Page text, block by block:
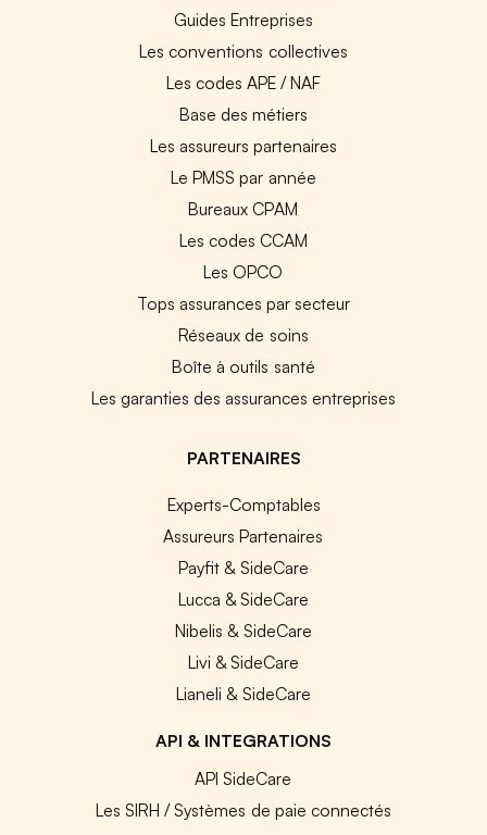
Guides Entreprises
Les conventions collectives
Les codes APE / NAF
Base des métiers
Les assureurs partenaires
Le PMSS par année
Bureaux CPAM
Les codes CCAM
Les OPCO
Tops assurances par secteur
Réseaux de soins
Boîte à outils santé
Les garanties des assurances entreprises
PARTENAIRES
Experts-Comptables
Assureurs Partenaires
Payfit & SideCare
Lucca & SideCare
Nibelis & SideCare
Livi & SideCare
Lianeli & SideCare
API & INTEGRATIONS
API SideCare
Les SIRH / Systèmes de paie connectés